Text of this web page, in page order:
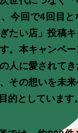
今回で4回目と
たい店」投稿
。本キャンペ
人に愛されて
その想いを未
的としています。